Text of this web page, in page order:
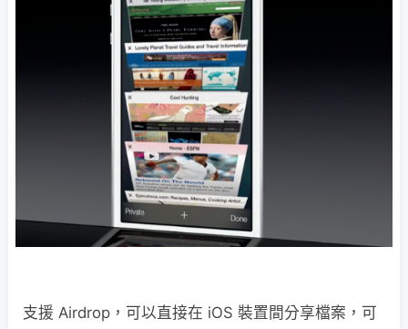
支援 Airdrop，可以直接在 iOS 裝置間分享檔案，可